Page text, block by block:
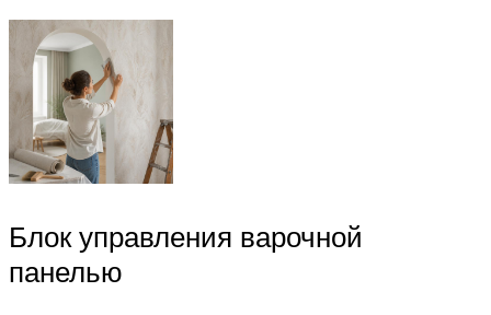
Блок управления варочной
панелью